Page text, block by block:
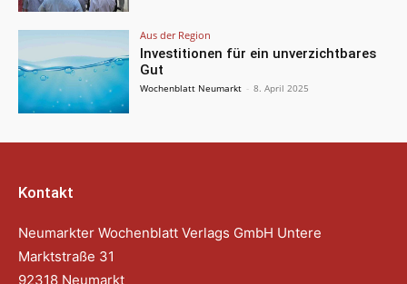
Aus der Region
Investitionen für ein unverzichtbares
Gut
Wochenblatt Neumarkt - 8. April 2025
Kontakt
Neumarkter Wochenblatt Verlags GmbH Untere
Marktstraße 31
92318 Neumarkt